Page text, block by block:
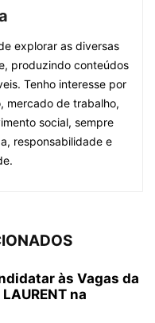
explorar as diversas
produzindo conteúdos
Tenho interesse por
mercado de trabalho,
social, sempre
responsabilidade e
às Vagas da
na